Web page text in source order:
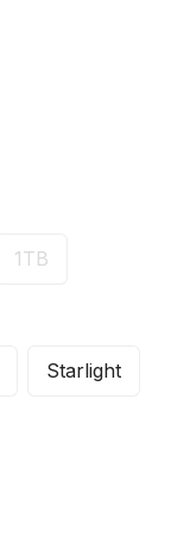
1TB
Starlight